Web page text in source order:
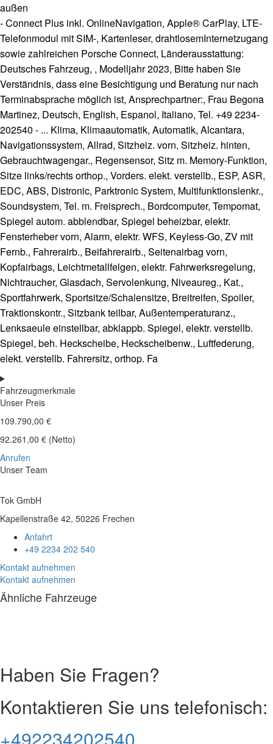
außen
- Connect Plus inkl. OnlineNavigation, Apple® CarPlay, LTE-
Telefonmodul mit SIM-, Kartenleser, drahtlosemInternetzugang
sowie zahlreichen Porsche Connect, Länderausstattung:
Deutsches Fahrzeug, , Modelljahr 2023, Bitte haben Sie
Verständnis, dass eine Besichtigung und Beratung nur nach
Terminabsprache möglich ist, Ansprechpartner:, Frau Begona
Martinez, Deutsch, English, Espanol, Italiano, Tel. +49 2234-
202540 - ... Klima, Klimaautomatik, Automatik, Alcantara,
Navigationssystem, Allrad, Sitzheiz. vorn, Sitzheiz. hinten,
Gebrauchtwagengar., Regensensor, Sitz m. Memory-Funktion,
Sitze links/rechts orthop., Vorders. elekt. verstellb., ESP, ASR,
EDC, ABS, Distronic, Parktronic System, Multifunktionslenkr.,
Soundsystem, Tel. m. Freisprech., Bordcomputer, Tempomat,
Spiegel autom. abblendbar, Spiegel beheizbar, elektr.
Fensterheber vorn, Alarm, elektr. WFS, Keyless-Go, ZV mit
Fernb., Fahrerairb., Beifahrerairb., Seitenairbag vorn,
Kopfairbags, Leichtmetallfelgen, elektr. Fahrwerksregelung,
Nichtraucher, Glasdach, Servolenkung, Niveaureg., Kat.,
Sportfahrwerk, Sportsitze/Schalensitze, Breitreifen, Spoiler,
Traktionskontr., Sitzbank teilbar, Außentemperaturanz.,
Lenksaeule einstellbar, abklappb. Spiegel, elektr. verstellb.
Spiegel, beh. Heckscheibe, Heckscheibenw., Luftfederung,
elekt. verstellb. Fahrersitz, orthop. Fa
Fahrzeugmerkmale
Unser Preis
109.790,00 €
92.261,00 € (Netto)
Anrufen
Unser Team
Tok GmbH
Kapellenstraße 42, 50226 Frechen
Anfahrt
+49 2234 202 540
Kontakt aufnehmen
Kontakt aufnehmen
Ähnliche Fahrzeuge
Haben Sie Fragen?
Kontaktieren Sie uns telefonisch: